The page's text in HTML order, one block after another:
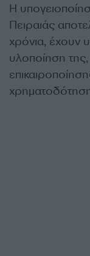
Η
Πειραιάς
χρόνια, έχουν
υλοποίηση